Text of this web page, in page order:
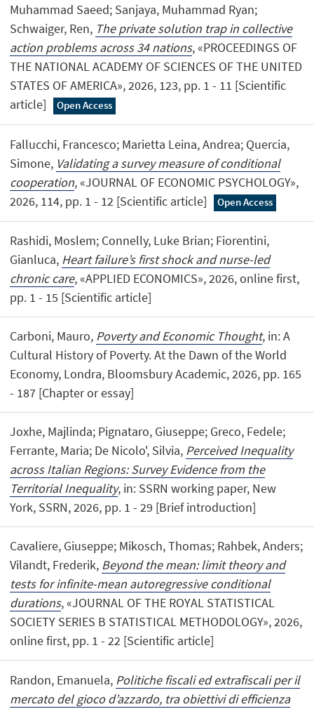
Muhammad Saeed; Sanjaya, Muhammad Ryan;
Schwaiger, Ren, The private solution trap in collective
action problems across 34 nations, «PROCEEDINGS OF
THE NATIONAL ACADEMY OF SCIENCES OF THE UNITED
STATES OF AMERICA», 2026, 123, pp. 1 - 11 [Scientific
article]
Open Access
Fallucchi, Francesco; Marietta Leina, Andrea; Quercia,
Simone, Validating a survey measure of conditional
cooperation, «JOURNAL OF ECONOMIC PSYCHOLOGY»,
2026, 114, pp. 1 - 12 [Scientific article]
Open Access
Rashidi, Moslem; Connelly, Luke Brian; Fiorentini,
Gianluca, Heart failure’s first shock and nurse-led
chronic care, «APPLIED ECONOMICS», 2026, online first,
pp. 1 - 15 [Scientific article]
Carboni, Mauro, Poverty and Economic Thought, in: A
Cultural History of Poverty. At the Dawn of the World
Economy, Londra, Bloomsbury Academic, 2026, pp. 165
- 187 [Chapter or essay]
Joxhe, Majlinda; Pignataro, Giuseppe; Greco, Fedele;
Ferrante, Maria; De Nicolo', Silvia, Perceived Inequality
across Italian Regions: Survey Evidence from the
Territorial Inequality, in: SSRN working paper, New
York, SSRN, 2026, pp. 1 - 29 [Brief introduction]
Cavaliere, Giuseppe; Mikosch, Thomas; Rahbek, Anders;
Vilandt, Frederik, Beyond the mean: limit theory and
tests for infinite-mean autoregressive conditional
durations, «JOURNAL OF THE ROYAL STATISTICAL
SOCIETY SERIES B STATISTICAL METHODOLOGY», 2026,
online first, pp. 1 - 22 [Scientific article]
Randon, Emanuela, Politiche fiscali ed extrafiscali per il
mercato del gioco d’azzardo, tra obiettivi di efficienza